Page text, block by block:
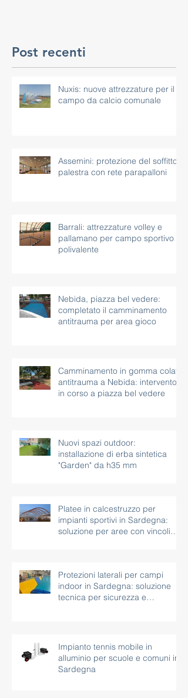
Post recenti
Nuxis: nuove attrezzature per il
campo da calcio comunale
Assemini: protezione del soffitto
palestra con rete parapalloni
Barrali: attrezzature volley e
pallamano per campo sportivo
polivalente
Nebida, piazza bel vedere:
completato il camminamento
antitrauma per area gioco
Camminamento in gomma colata
antitrauma a Nebida: intervento
in corso a piazza bel vedere
Nuovi spazi outdoor:
installazione di erba sintetica
"Garden" da h35 mm
Platee in calcestruzzo per
impianti sportivi in Sardegna:
soluzione per aree con vincoli
Protezioni laterali per campi
indoor in Sardegna: soluzione
tecnica per sicurezza e
Impianto tennis mobile in
alluminio per scuole e comuni in
Sardegna